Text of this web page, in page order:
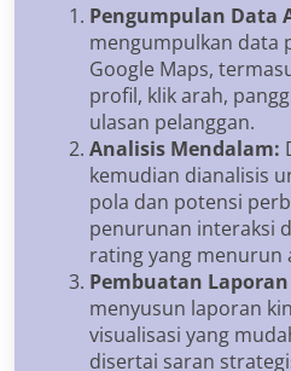
Pengumpulan Data
mengumpulkan data
Google Maps,
profil, klik arah,
ulasan pelanggan.
Analisis Mendalam:
kemudian dianalisis
pola dan potensi
penurunan interaksi
rating yang menurun
Pembuatan
menyusun laporan
visualisasi yang
disertai saran